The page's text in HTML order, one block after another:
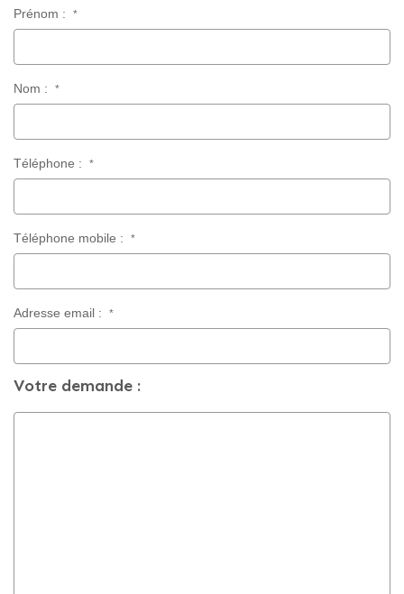
Newsletters
Prénom : *
Nom : *
Téléphone : *
Téléphone mobile : *
Adresse email : *
Votre demande :